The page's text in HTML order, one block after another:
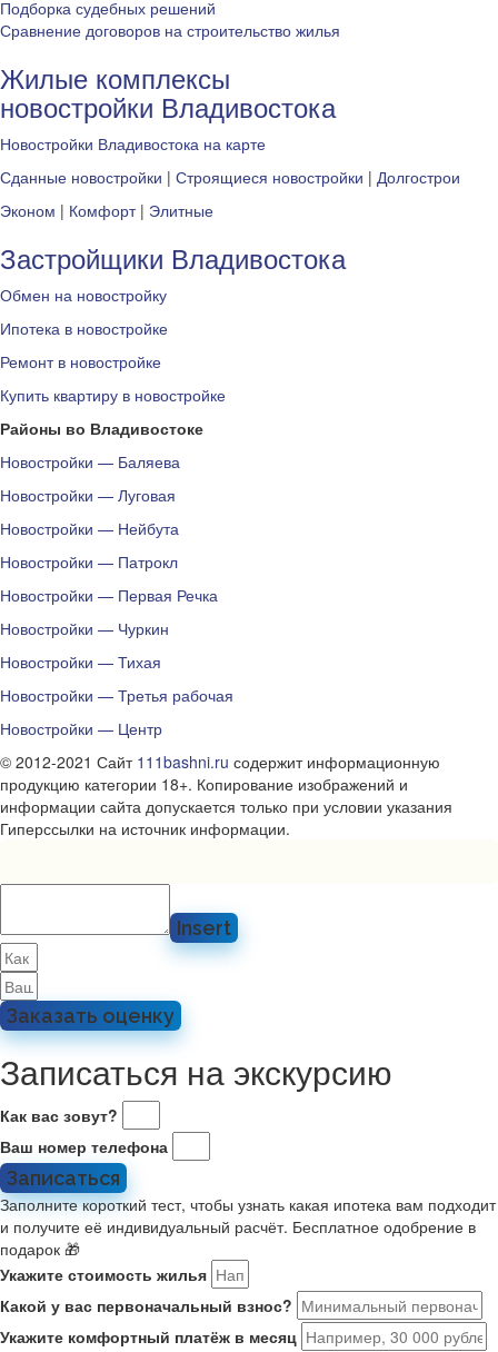
Подборка судебных решений
Сравнение договоров на строительство жилья
Жилые комплексы
новостройки Владивостока
Новостройки Владивостока на карте
Сданные новостройки | Строящиеся новостройки | Долгострои
Эконом | Комфорт| Элитные
Застройщики Владивостока
Обмен на новостройку
Ипотека в новостройке
Ремонт в новостройке
Купить квартиру в новостройке
Районы во Владивостоке
Новостройки — Баляева
Новостройки — Луговая
Новостройки — Нейбута
Новостройки — Патрокл
Новостройки — Первая Речка
Новостройки — Чуркин
Новостройки — Тихая
Новостройки — Третья рабочая
Новостройки — Центр
© 2012-2021 Сайт 111bashni.ru содержит информационную
продукцию категории 18+. Копирование изображений и
информации сайта допускается только при условии указания
Гиперссылки на источник информации.
Insert
Заказать оценку
Записаться на экскурсию
Как вас зовут?
Ваш номер телефона
Записаться
Заполните короткий тест, чтобы узнать какая ипотека вам подходит
и получите её индивидуальный расчёт. Бесплатное одобрение в
подарок 🎁
Укажите стоимость жилья
Какой у вас первоначальный взнос?
Укажите комфортный платёж в месяц